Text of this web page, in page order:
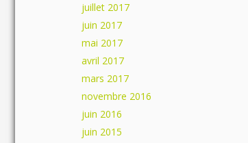
juillet 2017
juin 2017
mai 2017
avril 2017
mars 2017
novembre 2016
juin 2016
juin 2015